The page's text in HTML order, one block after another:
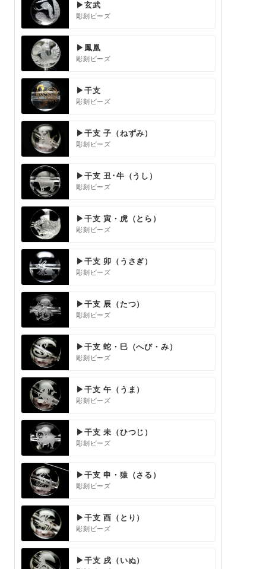
▶玄武
彫刻ビーズ
▶鳳凰
彫刻ビーズ
▶干支
彫刻ビーズ
▶干支 子（ねずみ）
彫刻ビーズ
▶干支 丑･牛（うし）
彫刻ビーズ
▶干支 寅・虎（とら）
彫刻ビーズ
▶干支 卯（うさぎ）
彫刻ビーズ
▶干支 辰（たつ）
彫刻ビーズ
▶干支 蛇・巳（へび・み）
彫刻ビーズ
▶干支 午（うま）
彫刻ビーズ
▶干支 未（ひつじ）
彫刻ビーズ
▶干支 申・猿（さる）
彫刻ビーズ
▶干支 酉（とり）
彫刻ビーズ
▶干支 戌（いぬ）